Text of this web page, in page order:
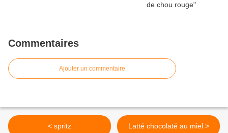
Commentaires
Ajouter un commentaire
< spritz Latté chocolaté au miel >